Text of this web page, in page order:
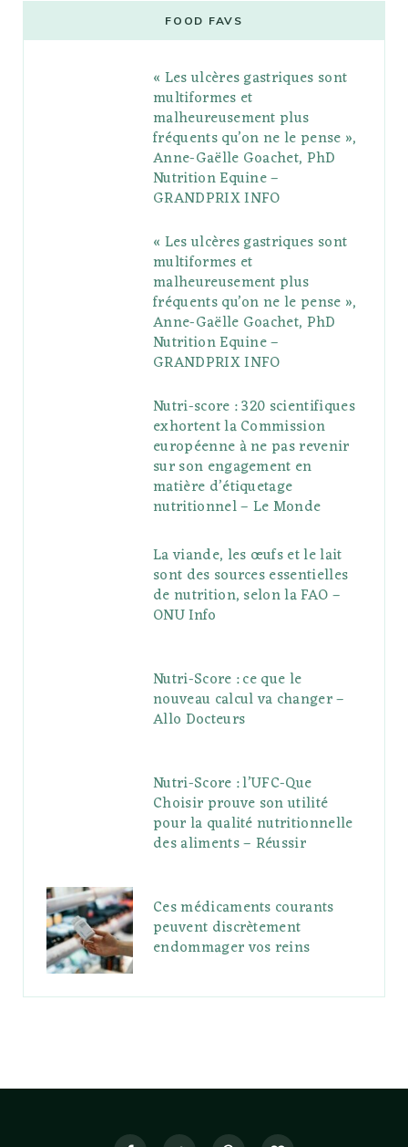
b
t
g
l
e
P
l
s
t
a
g
r
a
m
e
r
e
s
o
l
r
FOOD FAVS
« Les ulcères gastriques sont
multiformes et
malheureusement plus
fréquents qu’on ne le pense »,
Anne-Gaëlle Goachet, PhD
Nutrition Equine –
GRANDPRIX INFO
« Les ulcères gastriques sont
multiformes et
malheureusement plus
fréquents qu’on ne le pense »,
Anne-Gaëlle Goachet, PhD
Nutrition Equine –
GRANDPRIX INFO
Nutri-score : 320 scientifiques
exhortent la Commission
européenne à ne pas revenir
sur son engagement en
matière d’étiquetage
nutritionnel – Le Monde
La viande, les œufs et le lait
sont des sources essentielles
de nutrition, selon la FAO –
ONU Info
Nutri-Score : ce que le
nouveau calcul va changer –
Allo Docteurs
Nutri-Score : l’UFC-Que
Choisir prouve son utilité
pour la qualité nutritionnelle
des aliments – Réussir
Ces médicaments courants
peuvent discrètement
endommager vos reins